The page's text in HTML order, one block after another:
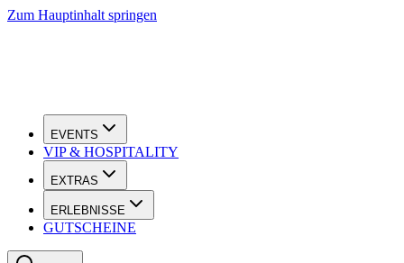
Zum Hauptinhalt springen
EVENTS
VIP & HOSPITALITY
EXTRAS
ERLEBNISSE
GUTSCHEINE